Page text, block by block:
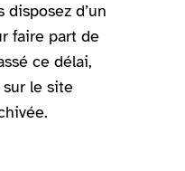
d’un
faire part de
ce délai,
le site